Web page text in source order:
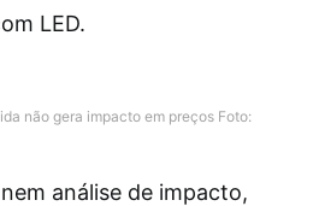
LED.
não gera impacto em preços Foto:
análise de impacto,